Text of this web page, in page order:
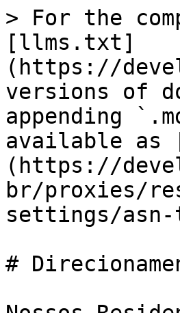
> For the
[llms.txt]
(https://
versions of
appending
available as
(https://
br/proxies/
settings/
#